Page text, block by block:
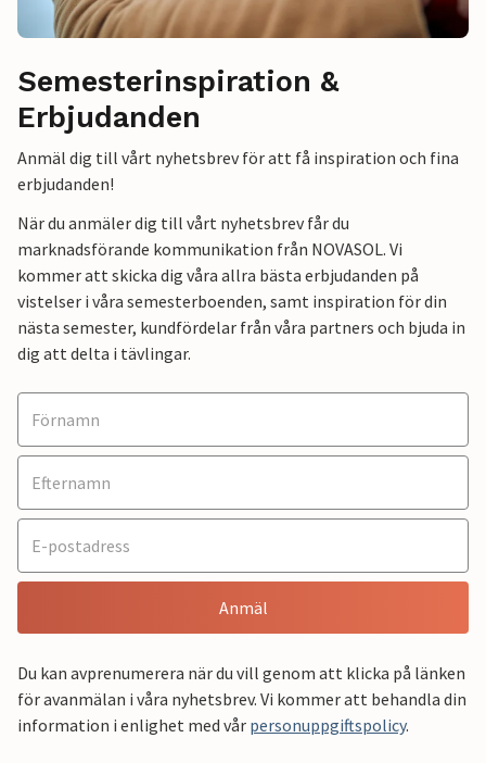
Semesterinspiration &
Erbjudanden
Anmäl dig till vårt nyhetsbrev för att få inspiration och fina
erbjudanden!
När du anmäler dig till vårt nyhetsbrev får du
marknadsförande kommunikation från NOVASOL. Vi
kommer att skicka dig våra allra bästa erbjudanden på
vistelser i våra semesterboenden, samt inspiration för din
nästa semester, kundfördelar från våra partners och bjuda in
dig att delta i tävlingar.
Anmäl
Du kan avprenumerera när du vill genom att klicka på länken
för avanmälan i våra nyhetsbrev. Vi kommer att behandla din
information i enlighet med vår personuppgiftspolicy.